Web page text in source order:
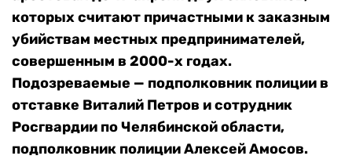
которых считают причастными к заказным
убийствам местных предпринимателей,
совершенным в 2000-х годах.
Подозреваемые — подполковник полиции в
отставке Виталий Петров и сотрудник
Росгвардии по Челябинской области,
подполковник полиции Алексей Амосов.